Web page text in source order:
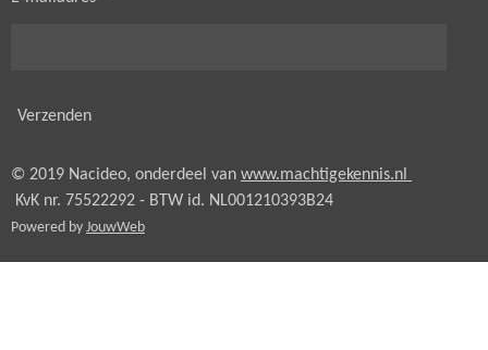
Verzenden
© 2019 Nacideo, onderdeel van www.machtigekennis.nl
KvK nr. 75522292 - BTW id. NL001210393B24
Powered by JouwWeb